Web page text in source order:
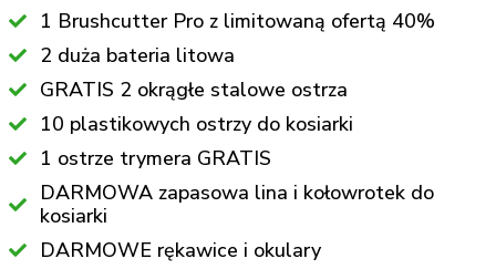
1 Brushcutter Pro z limitowaną ofertą 40%
2 duża bateria litowa
GRATIS 2 okrągłe stalowe ostrza
10 plastikowych ostrzy do kosiarki
1 ostrze trymera GRATIS
DARMOWA zapasowa lina i kołowrotek do
kosiarki
DARMOWE rękawice i okulary